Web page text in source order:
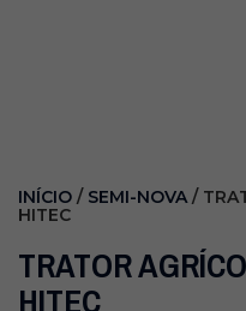
INÍCIO / SEMI-NOVA/
HITEC
TRATOR
HITEC